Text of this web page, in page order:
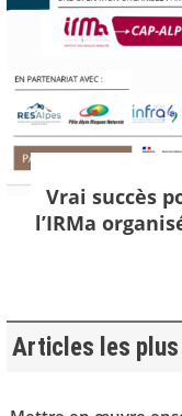
Vrai succès
l’IRMa
Articles les